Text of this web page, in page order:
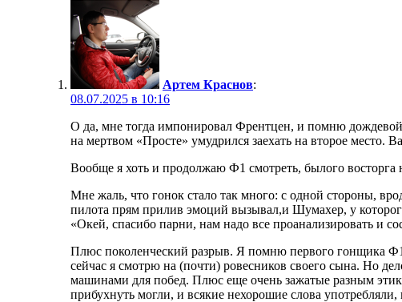
Артем Краснов:
08.07.2025 в 10:16
О да, мне тогда импонировал Френтцен, и помню
на мертвом «Просте» умудрился заехать на второе место.
Вообще я хоть и продолжаю Ф1 смотреть, былого
Мне жаль, что гонок стало так много: с одной стороны,
пилота прям прилив эмоций вызывал,и Шумахер, у
«Окей, спасибо парни, нам надо все проанализировать и
Плюс поколенческий разрыв. Я помню первого гонщика
сейчас я смотрю на (почти) ровесников своего сына. Но
машинами для побед. Плюс еще очень зажатые разным
прибухнуть могли, и всякие нехорошие слова